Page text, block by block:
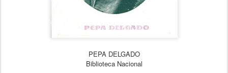
PEPA DELGADO
Biblioteca Nacional